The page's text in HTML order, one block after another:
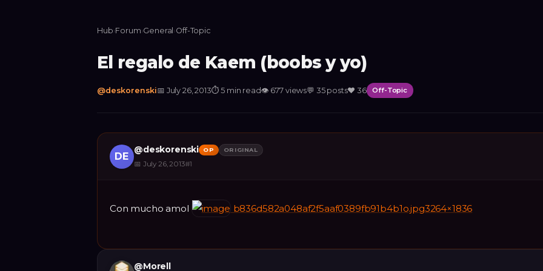
Hub›Forum›General ›Off-Topic
El regalo de Kaem (boobs y yo)
@deskorenski📅 July 26, 2013⏱5 min read👁 677 views💬 35 posts❤️36 Off-Topic
DE
@deskorenski OP ORIGINAL
📅 July 26, 2013#1
Con mucho amol b836d582a048af2f5aaf0389fb91b4b1o.jpg3264×1836
@Morell